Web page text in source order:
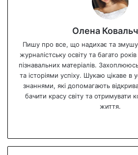
Олена
Пишу про все, що надихає та
журналістську освіту та багато
пізнавальних матеріалів.
та історіями успіху. Шукаю цікаве в
знаннями, які допомагають
бачити красу світу та отримувати
життя.
te